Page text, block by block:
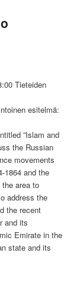
Tieteiden
esitelmä:
”Islam and
the Russian
movements
1864 and the
area to
address the
the recent
and its
Emirate in the
state and its